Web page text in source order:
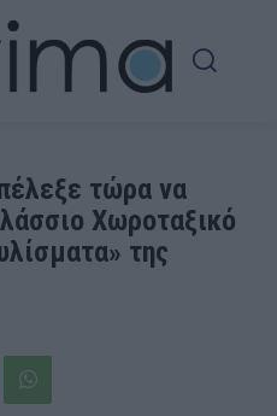
τώρα να
Χωροταξικό
της